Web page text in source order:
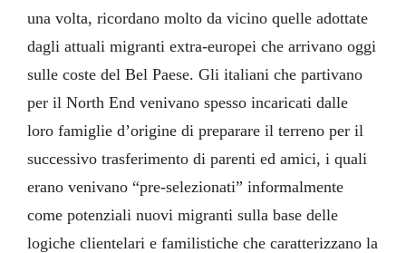
una volta, ricordano molto da vicino quelle adottate
dagli attuali migranti extra-europei che arrivano oggi
sulle coste del Bel Paese. Gli italiani che partivano
per il North End venivano spesso incaricati dalle
loro famiglie d’origine di preparare il terreno per il
successivo trasferimento di parenti ed amici, i quali
erano venivano “pre-selezionati” informalmente
come potenziali nuovi migranti sulla base delle
logiche clientelari e familistiche che caratterizzano la